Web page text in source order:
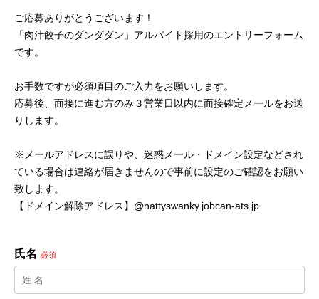
ご応募ありがとうございます！
「肉汁餃子のダンダダン」アルバイト採用のエントリーフォーム
です。
お手数ですが必須項目のご入力をお願いします。
応募後、面接に進む方のみ３営業日以内に面接確定メールをお送
りします。
※メールアドレスに誤りや、迷惑メール・ドメイン設定などされ
ている場合は連絡が届きませんので事前に設定のご確認をお願い
致します。
【ドメイン解除アドレス】@nattyswanky.jobcan-ats.jp
氏名 必須